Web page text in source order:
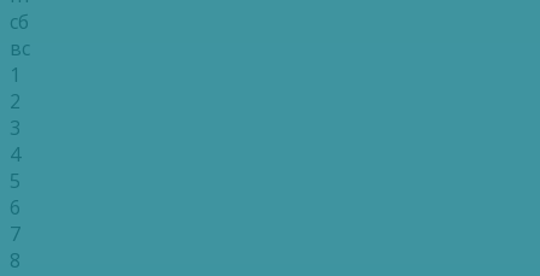
сб
вс
1
2
3
4
5
6
7
8